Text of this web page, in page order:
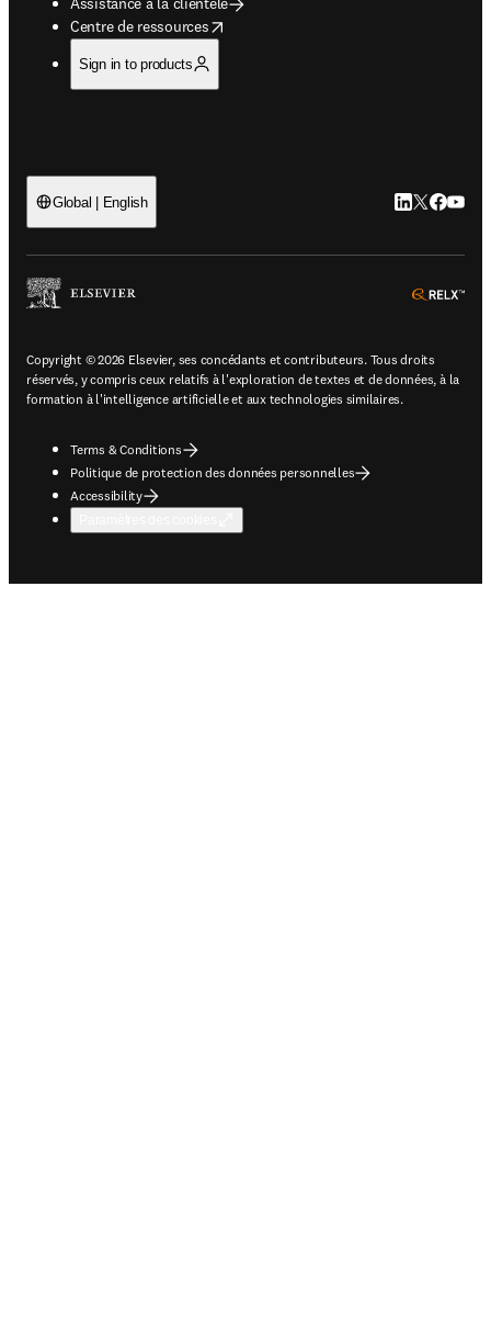
Centre de ressources
opens in new tab/window
Sign in to products
Global | English LinkedIn
Twitter
Copyright © 2026 Elsevier, ses concédants et contributeurs. Tous droits
réservés, y compris ceux relatifs à l'exploration de textes et de données, à la
formation à l'intelligence artificielle et aux technologies similaires.
Terms & Conditions
Politique de protection des données personnelles
Accessibility